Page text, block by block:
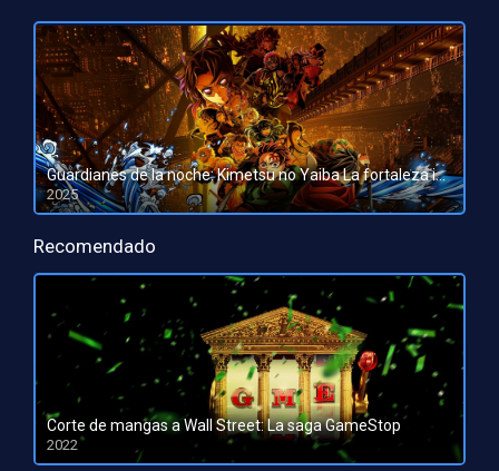
Guardianes de la noche: Kimetsu no Yaiba La fortaleza infinita
2025
HD 1080pHD 720p
Recomendado
Corte de mangas a Wall Street: La saga GameStop
2022
HD 1080pHD 720p